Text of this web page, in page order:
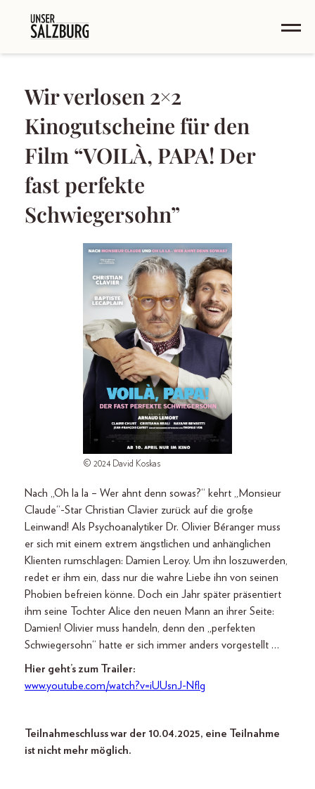
Wir verlosen 2×2
Kinogutscheine für den
Film “VOILÀ, PAPA! Der
fast perfekte
Schwiegersohn”
© 2024 David Koskas
Nach „Oh la la – Wer ahnt denn sowas?“ kehrt „Monsieur
Claude“-Star Christian Clavier zurück auf die große
Leinwand! Als Psychoanalytiker Dr. Olivier Béranger muss
er sich mit einem extrem ängstlichen und anhänglichen
Klienten rumschlagen: Damien Leroy. Um ihn loszuwerden,
redet er ihm ein, dass nur die wahre Liebe ihn von seinen
Phobien befreien könne. Doch ein Jahr später präsentiert
ihm seine Tochter Alice den neuen Mann an ihrer Seite:
Damien! Olivier muss handeln, denn den „perfekten
Schwiegersohn“ hatte er sich immer anders vorgestellt …
Hier geht’s zum Trailer:
www.youtube.com/watch?v=iUUsnJ-Nflg
Teilnahmeschluss war der 10.04.2025, eine Teilnahme
ist nicht mehr möglich.